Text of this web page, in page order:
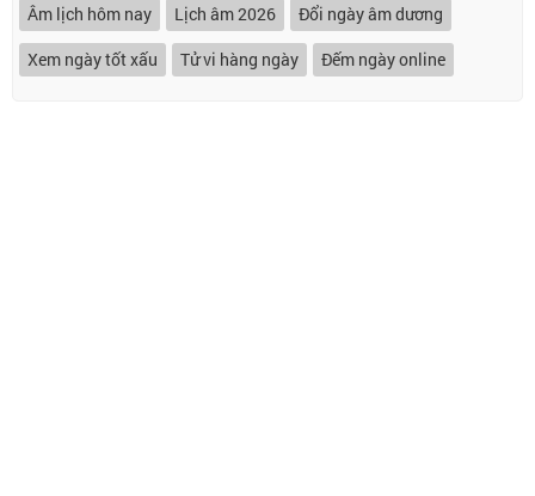
Âm lịch hôm nay Lịch âm 2026
Đổi ngày âm dương
Xem ngày tốt xấu
Tử vi hàng ngày Đếm ngày online